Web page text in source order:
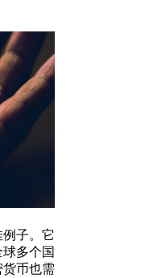
子。它
多个国
货币也需